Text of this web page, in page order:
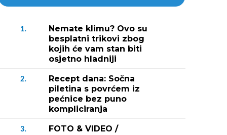
1.
Nemate klimu? Ovo su
besplatni trikovi zbog
kojih će vam stan biti
osjetno hladniji
2.
Recept dana: Sočna
piletina s povrćem iz
pećnice bez puno
kompliciranja
3.
FOTO & VIDEO /